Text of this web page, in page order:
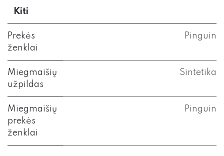
Kiti
Prekės
ženklai
Pinguin
Miegmaišių
užpildas
Sintetika
Miegmaišių
prekės
ženklai
Pinguin